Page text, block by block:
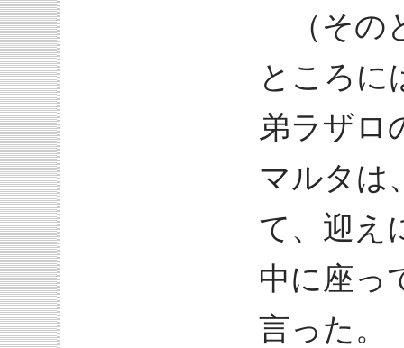
（その
ところに
弟ラザロ
マルタは
て、迎え
中に座っ
言った。